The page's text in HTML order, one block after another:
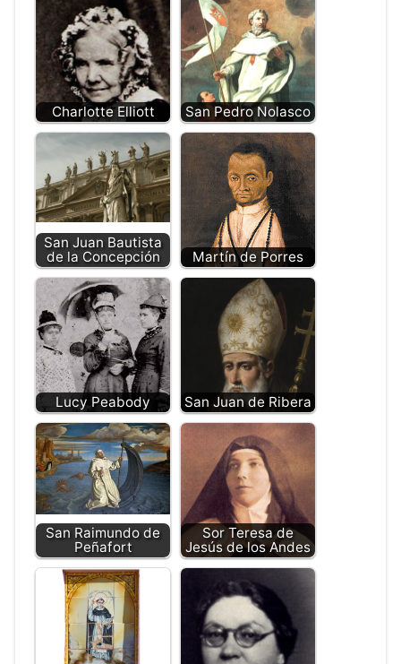
Charlotte Elliott San Pedro Nolasco
San Juan Bautista
de la Concepción
Martín de Porres
Lucy Peabody San Juan de Ribera
San Raimundo de
Peñafort
Sor Teresa de
Jesús de los Andes